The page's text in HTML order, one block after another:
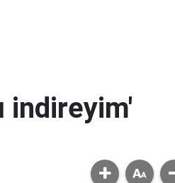
indireyim'